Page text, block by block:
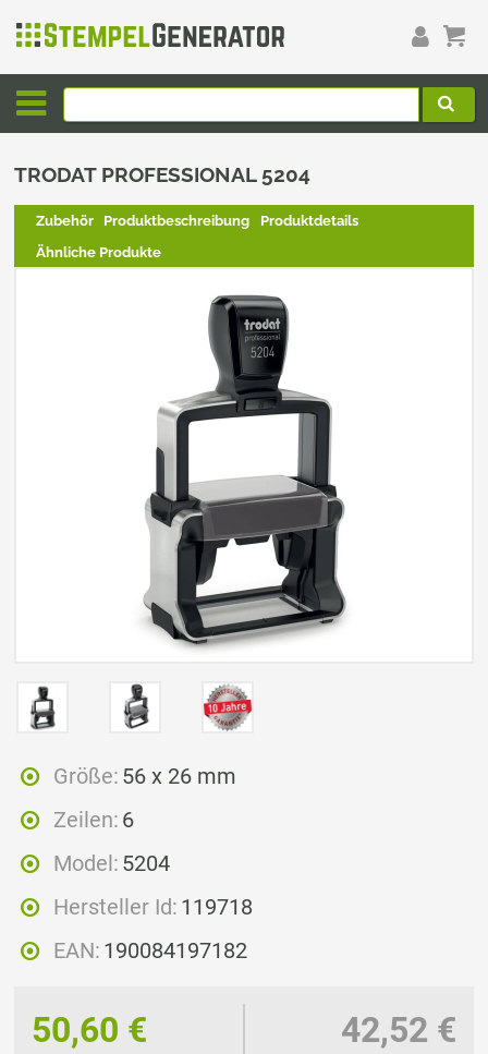
TRODAT PROFESSIONAL 5204
Zubehör Produktbeschreibung
Produktdetails
Ähnliche Produkte
Größe: 56 x 26 mm
Zeilen: 6
Model: 5204
Hersteller Id: 119718
EAN: 190084197182
50,60 € 42,52 €